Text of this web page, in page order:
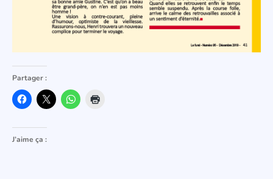
Partager :
J’aime ça :